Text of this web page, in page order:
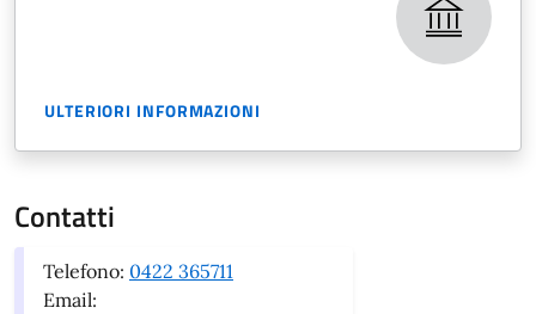
ULTERIORI INFORMAZIONI
Contatti
Telefono: 0422 365711
Email: